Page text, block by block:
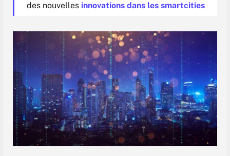
des nouvelles innovations dans les smartcities